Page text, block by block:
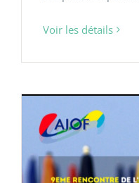
Voir les détails